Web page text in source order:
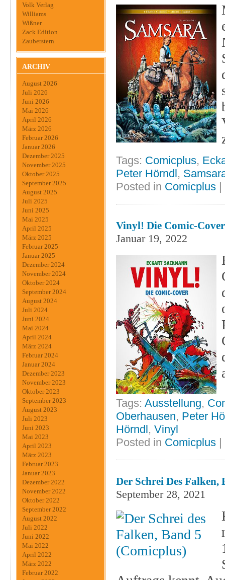
Volk Verlag
Williams
Wißner
Zack Edition
Zauberstern
ARCHIV
August 2026
Juli 2026
Juni 2026
Mai 2026
April 2026
März 2026
Februar 2026
Januar 2026
Dezember 2025
November 2025
Oktober 2025
September 2025
August 2025
Juli 2025
Juni 2025
Mai 2025
April 2025
März 2025
Februar 2025
Januar 2025
Dezember 2024
November 2024
Oktober 2024
September 2024
August 2024
Juli 2024
Juni 2024
Mai 2024
April 2024
März 2024
Februar 2024
Januar 2024
Dezember 2023
November 2023
Oktober 2023
September 2023
August 2023
Juli 2023
Juni 2023
Mai 2023
April 2023
März 2023
Februar 2023
Januar 2023
Dezember 2022
November 2022
Oktober 2022
September 2022
August 2022
Juli 2022
Juni 2022
Mai 2022
April 2022
März 2022
Februar 2022
Tags: Comicplus,
Peter Hörndl,
Posted in Comicplus |
Vinyl! Die Comic-
Januar 19, 2022
Tags: Ausstellung,
Oberhausen, Peter
Hörndl , Vinyl
Posted in Comicplus
Der Schrei Des Falken,
September 28, 2021